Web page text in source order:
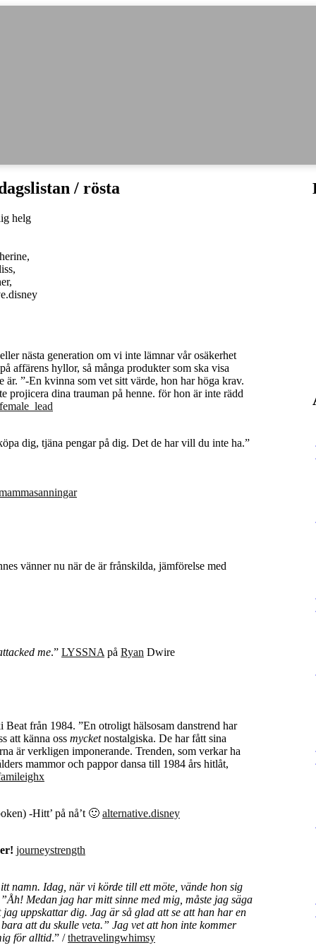
/ rösta
nästa generation om vi inte lämnar vår osäkerhet
affärens hyllor, så många produkter som ska visa
”-En kvinna som vet sitt värde, hon har höga krav.
dina trauman på henne. för hon är inte rädd
dig, tjäna pengar på dig. Det de har vill du inte ha.”
vänner nu när de är frånskilda, jämförelse med
me.” LYSSNA på Ryan Dwire
Beat från 1984. ”En otroligt hälsosam danstrend har
att känna oss mycketnostalgiska. De har fått sina
är verkligen imponerande. Trenden, som verkar ha
mammor och pappor dansa till 1984 års hitlåt,
-Hitt’ på nå’t 🙂 alternative.disney
journeystrength
namn. Idag, när vi körde till ett möte, vände hon sig
Medan jag har mitt sinne med mig, måste jag säga
uppskattar dig. Jag är så glad att se att han har en
att du skulle veta.” Jag vet att hon inte kommer
för alltid.” /thetravelingwhimsy